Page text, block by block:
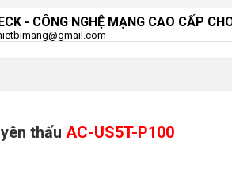
- CÔNG NGHỆ MẠNG CAO CẤP
thấu AC-US5T-P100